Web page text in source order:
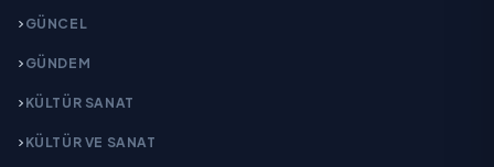
GÜNCEL
GÜNDEM
KÜLTÜR SANAT
KÜLTÜR VE SANAT